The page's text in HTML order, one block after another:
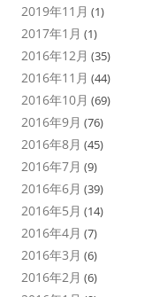
2019年11月 (1)
2017年1月 (1)
2016年12月 (35)
2016年11月 (44)
2016年10月 (69)
2016年9月 (76)
2016年8月 (45)
2016年7月 (9)
2016年6月 (39)
2016年5月 (14)
2016年4月 (7)
2016年3月 (6)
2016年2月 (6)